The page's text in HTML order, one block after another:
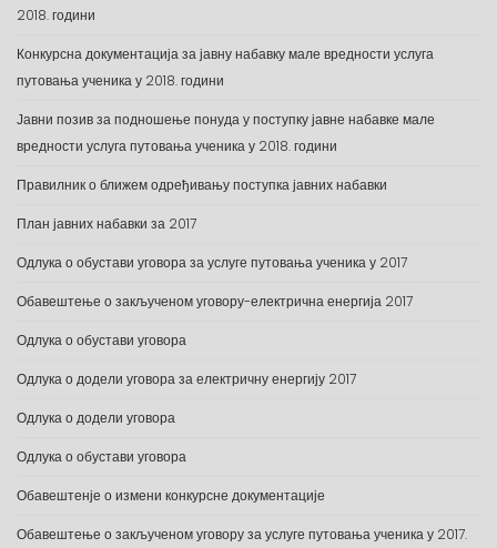
2018. години
Конкурсна документација за јавну набавку мале вредности услуга
путовања ученика у 2018. години
Јавни позив за подношење понуда у поступку јавне набавке мале
вредности услуга путовања ученика у 2018. години
Правилник о ближем одређивању поступка јавних набавки
План јавних набавки за 2017
Одлука о обустави уговора за услуге путовања ученика у 2017
Обавештење о закљученом уговору-електрична енергија 2017
Одлука о обустави уговора
Одлука о додели уговора за електричну енергију 2017
Одлука о додели уговора
Одлука о обустави уговора
Обавештенје о измени конкурсне документације
Обавештење о закљученом уговору за услуге путовања ученика у 2017.